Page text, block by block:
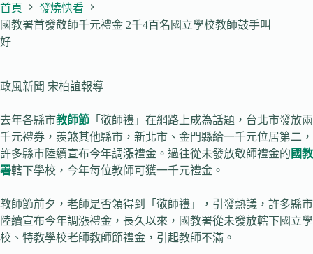
首頁
發燒快看
國教署首發敬師千元禮金 2千4百名國立學校教師鼓手叫
好
政風新聞 宋柏誼報導
去年各縣市教師節 「敬師禮」在網路上成為話題，台北市發放兩
千元禮券，羨煞其他縣市，新北市、金門縣給一千元位居第二，
許多縣市陸續宣布今年調漲禮金。過往從未發放敬師禮金的 國教
署轄下學校，今年每位教師可獲一千元禮金。
教師節前夕，老師是否領得到「敬師禮」，引發熱議，許多縣市
陸續宣布今年調漲禮金，長久以來，國教署從未發放轄下國立學
校、特教學校老師教師節禮金，引起教師不滿。